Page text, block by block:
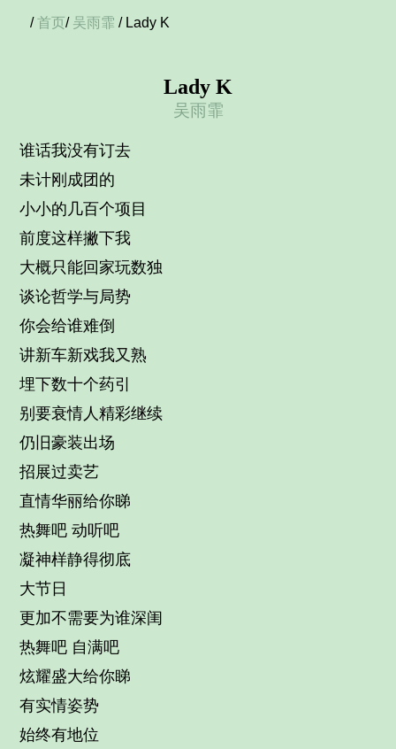
/首页/ 吴雨霏 / Lady K
Lady K
吴雨霏
谁话我没有订去
未计刚成团的
小小的几百个项目
前度这样撇下我
大概只能回家玩数独
谈论哲学与局势
你会给谁难倒
讲新车新戏我又熟
埋下数十个药引
别要衰情人精彩继续
仍旧豪装出场
招展过卖艺
直情华丽给你睇
热舞吧 动听吧
凝神样静得彻底
大节日
更加不需要为谁深闺
热舞吧 自满吧
炫耀盛大给你睇
有实情姿势
始终有地位